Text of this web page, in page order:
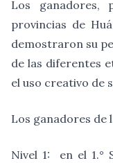
Los ganadores,
provincias de
demostraron su
de las diferentes
el uso creativo de
Los ganadores de
Nivel 1: en el 1.°